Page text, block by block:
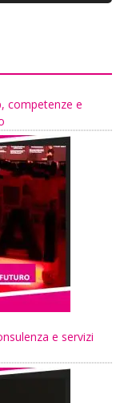
competenze e
e servizi